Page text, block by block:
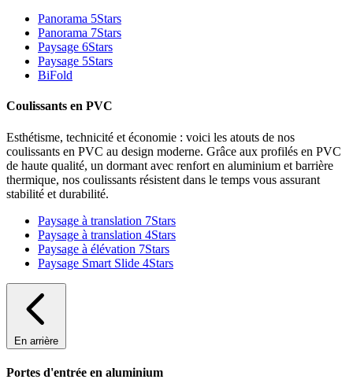
Panorama 5Stars
Panorama 7Stars
Paysage 6Stars
Paysage 5Stars
BiFold
Coulissants en PVC
Esthétisme, technicité et économie : voici les atouts de nos
coulissants en PVC au design moderne. Grâce aux profilés en PVC
de haute qualité, un dormant avec renfort en aluminium et barrière
thermique, nos coulissants résistent dans le temps vous assurant
stabilité et durabilité.
Paysage à translation 7Stars
Paysage à translation 4Stars
Paysage à élévation 7Stars
Paysage Smart Slide 4Stars
En arrière
Portes d'entrée en aluminium